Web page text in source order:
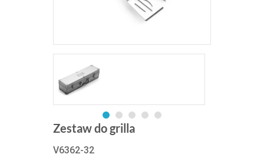
Zestaw do grilla
V6362-32